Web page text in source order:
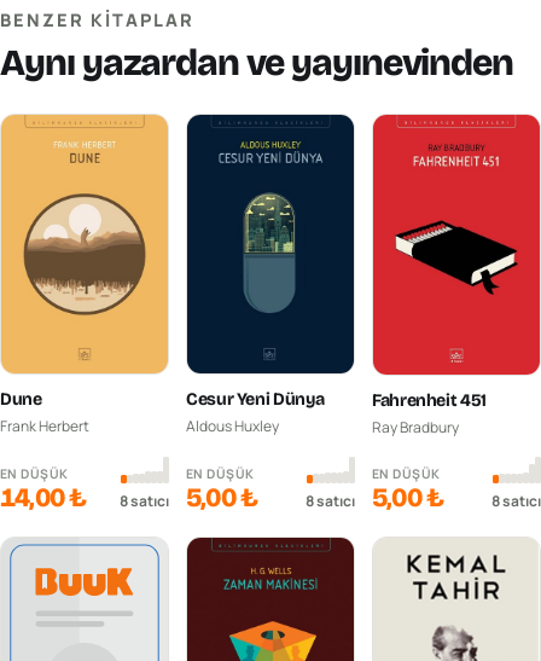
BENZER KITAPLAR
Aynı yazardan ve yayınevinden
Dune
Frank Herbert
EN DÜŞÜK
14,00 ₺ 8satıcı
Cesur Yeni Dünya
Aldous Huxley
EN DÜŞÜK
5,00 ₺ 8satıcı
Fahrenheit 451
Ray Bradbury
EN DÜŞÜK
5,00 ₺ 8satıcı